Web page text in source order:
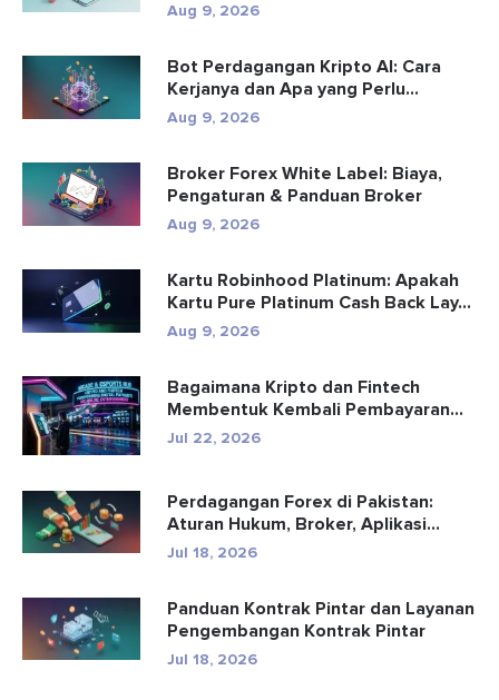
Aug 9, 2026
Bot Perdagangan Kripto AI: Cara
Kerjanya dan Apa yang Perlu
Diketa...
Aug 9, 2026
Broker Forex White Label: Biaya,
Pengaturan & Panduan Broker
Aug 9, 2026
Kartu Robinhood Platinum: Apakah
Kartu Pure Platinum Cash Back Lay...
Aug 9, 2026
Bagaimana Kripto dan Fintech
Membentuk Kembali Pembayaran
dan Hibu...
Jul 22, 2026
Perdagangan Forex di Pakistan:
Aturan Hukum, Broker, Aplikasi
Perd...
Jul 18, 2026
Panduan Kontrak Pintar dan Layanan
Pengembangan Kontrak Pintar
Jul 18, 2026